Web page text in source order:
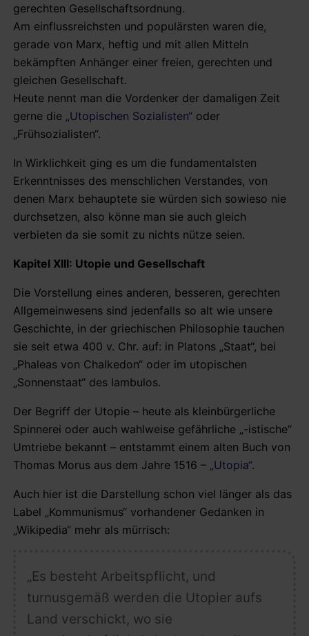
gerechten Gesellschaftsordnung.
Am einflussreichsten und populärsten waren die,
gerade von Marx, heftig und mit allen Mitteln
bekämpften Anhänger einer freien, gerechten und
gleichen Gesellschaft.
Heute nennt man die Vordenker der damaligen Zeit
gerne die „Utopischen Sozialisten“ oder
„Frühsozialisten“.
In Wirklichkeit ging es um die fundamentalsten
Erkenntnisses des menschlichen Verstandes, von
denen Marx behauptete sie würden sich sowieso nie
durchsetzen, also könne man sie auch gleich
verbieten da sie somit zu nichts nütze seien.
Kapitel XIII: Utopie und Gesellschaft
Die Vorstellung eines anderen, besseren, gerechten
Allgemeinwesens sind jedenfalls so alt wie unsere
Geschichte, in der griechischen Philosophie tauchen
sie seit etwa 400 v. Chr. auf: in Platons „Staat“, bei
„Phaleas von Chalkedon“ oder im utopischen
„Sonnenstaat“ des Iambulos.
Der Begriff der Utopie – heute als kleinbürgerliche
Spinnerei oder auch wahlweise gefährliche „-istische“
Umtriebe bekannt – entstammt einem alten Buch von
Thomas Morus aus dem Jahre 1516 – „Utopia“.
Auch hier ist die Darstellung schon viel länger als das
Label „Kommunismus“ vorhandener Gedanken in
„Wikipedia“ mehr als mürrisch:
„Es besteht Arbeitspflicht, und
turnusgemäß werden die Utopier aufs
Land verschickt, wo sie